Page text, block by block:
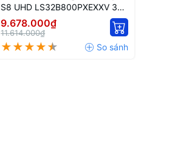
S8 UHD LS32B800PXEXXV 32
inch
9.678.000₫
11.614.000₫